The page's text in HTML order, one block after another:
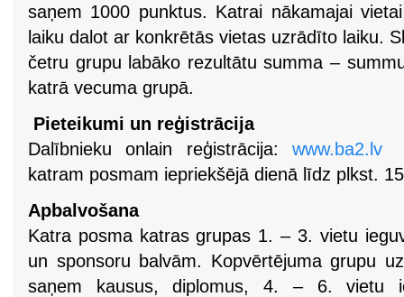
saņem 1000 punktus. Katrai nākamajai
laiku dalot ar konkrētās vietas uzrādīto laiku.
četru grupu labāko rezultātu summa –
katrā vecuma grupā.
Pieteikumi un reģistrācija
Dalībnieku onlain reģistrācija:
www.ba2.lv
katram posmam iepriekšējā dienā līdz plkst.
Apbalvošana
Katra posma katras grupas 1. – 3. vietu
un sponsoru balvām. Kopvērtējuma grupu
saņem kausus, diplomus, 4. – 6. vietu